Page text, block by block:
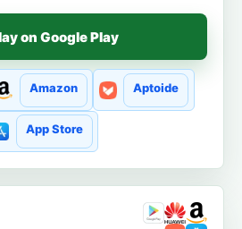
on Google Play
Amazon Aptoide
App Store